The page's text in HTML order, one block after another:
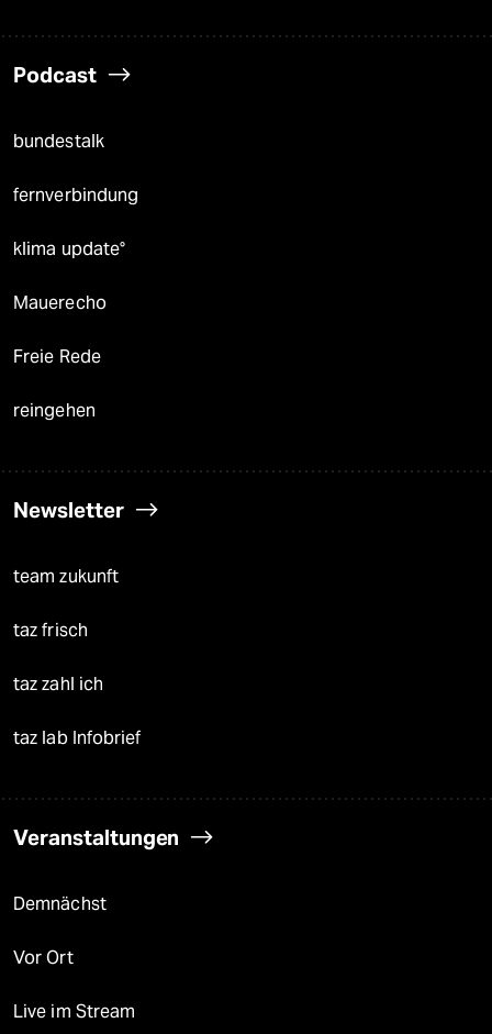
Podcast
bundestalk
fernverbindung
klima update°
Mauerecho
Freie Rede
reingehen
Newsletter
team zukunft
taz frisch
taz zahl ich
taz lab Infobrief
Veranstaltungen
Demnächst
Vor Ort
Live im Stream